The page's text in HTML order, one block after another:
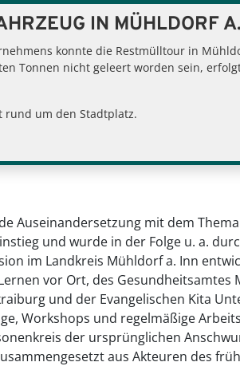
IN MÜHLDORF
konnte die Restmülltour in
Tonnen nicht geleert worden sein,
rund um den Stadtplatz.
Auseinandersetzung mit dem
und wurde in der Folge u. a.
im Landkreis Mühldorf a. Inn
vor Ort, des Gesundheitsamtes
und der Evangelischen Kita
Workshops und regelmäßige
der ursprünglichen
aus Akteuren des